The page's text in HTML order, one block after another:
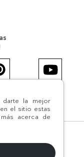
darte la mejor
el sitio estas
acerca de